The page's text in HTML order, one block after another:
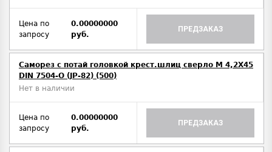
Цена по
запросу
0.00000000
руб.
ПРЕДЗАКАЗ
Саморез с потай головкой крест.шлиц сверло М 4,2Х45
DIN 7504-O (JP-82) (500)
Нет в наличии
Цена по
запросу
0.00000000
руб.
ПРЕДЗАКАЗ